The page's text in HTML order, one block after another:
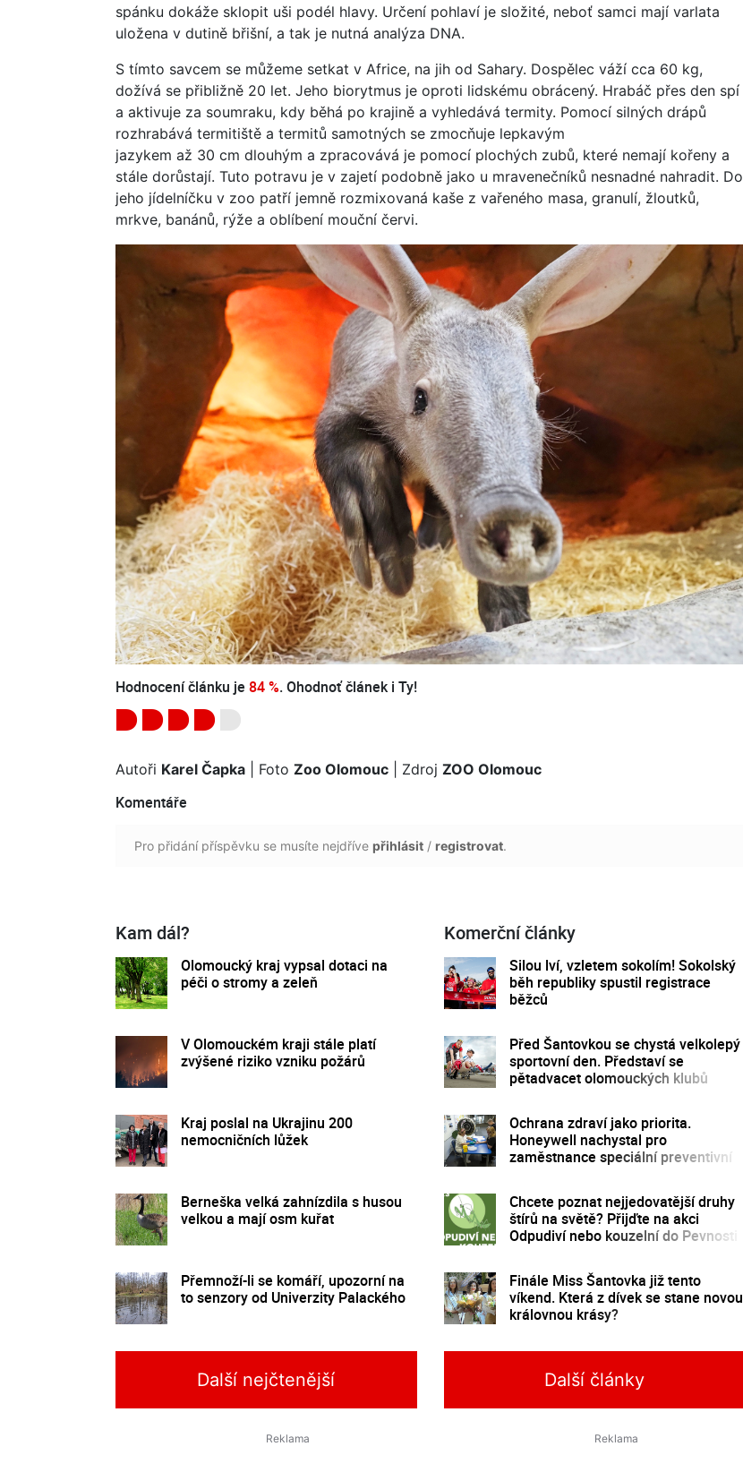
spánku dokáže sklopit uši podél hlavy. Určení pohlaví je složité, neboť samci mají varlata
uložena v dutině břišní, a tak je nutná analýza DNA.
S tímto savcem se můžeme setkat v Africe, na jih od Sahary. Dospělec váží cca 60 kg,
dožívá se přibližně 20 let. Jeho biorytmus je oproti lidskému obrácený. Hrabáč přes den spí
a aktivuje za soumraku, kdy běhá po krajině a vyhledává termity. Pomocí silných drápů
rozhrabává termitiště a termitů samotných se zmocňuje lepkavým
jazykem až 30 cm dlouhým a zpracovává je pomocí plochých zubů, které nemají kořeny a
stále dorůstají. Tuto potravu je v zajetí podobně jako u mravenečníků nesnadné nahradit. Do
jeho jídelníčku v zoo patří jemně rozmixovaná kaše z vařeného masa, granulí, žloutků,
mrkve, banánů, rýže a oblíbení mouční červi.
Hodnocení článku je 84 %. Ohodnoť článek i Ty!
Autoři Karel Čapka | Foto Zoo Olomouc | Zdroj ZOO Olomouc
Komentáře
Pro přidání příspěvku se musíte nejdříve přihlásit / registrovat.
Kam dál?
Olomoucký kraj vypsal dotaci na
péči o stromy a zeleň
V Olomouckém kraji stále platí
zvýšené riziko vzniku požárů
Kraj poslal na Ukrajinu 200
nemocničních lůžek
Berneška velká zahnízdila s husou
velkou a mají osm kuřat
Přemnoží-li se komáří, upozorní na
to senzory od Univerzity Palackého
Komerční články
Silou lví, vzletem sokolím! Sokolský
běh republiky spustil registrace
běžců
Před Šantovkou se chystá velkolepý
sportovní den. Představí se
pětadvacet olomouckých klubů
Ochrana zdraví jako priorita.
Honeywell nachystal pro
zaměstnance speciální preventivní
Chcete poznat nejjedovatější druhy
štírů na světě? Přijďte na akci
Odpudiví nebo kouzelní do Pevnosti
Finále Miss Šantovka již tento
víkend. Která z dívek se stane novou
královnou krásy?
Další nejčtenější Další články